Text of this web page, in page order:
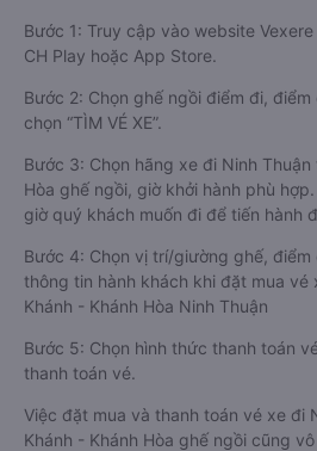
Bước 1: Truy cập vào website
CH Play hoặc App Store.
Bước 2: Chọn ghế ngồi điểm đi,
chọn “TÌM VÉ XE”.
Bước 3: Chọn hãng xe đi Ninh Thuận
Hòa ghế ngồi, giờ khởi hành phù
giờ quý khách muốn đi để tiến hành
Bước 4: Chọn vị trí/giường ghế,
thông tin hành khách khi đặt mua vé
Khánh - Khánh Hòa Ninh Thuận
Bước 5: Chọn hình thức thanh toán
thanh toán vé.
Việc đặt mua và thanh toán vé xe đi
Khánh - Khánh Hòa ghế ngồi cũng